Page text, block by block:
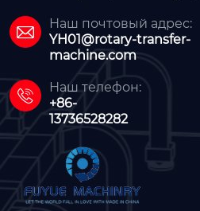

Наш почтовый адрес:
YH01@rotary-transfer-
machine.com

Наш телефон:
+86-
13736528282